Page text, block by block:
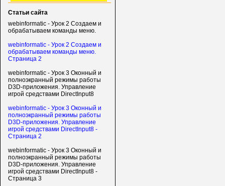
Статьи сайта
webinformatic - Урок 2 Создаем и
обрабатываем команды меню.
webinformatic - Урок 2 Создаем и
обрабатываем команды меню.
Страница 2
webinformatic - Урок 3 Оконный и
полноэкранный режимы работы
D3D-приложения. Управление
игрой средствами DirectInput8
webinformatic - Урок 3 Оконный и
полноэкранный режимы работы
D3D-приложения. Управление
игрой средствами DirectInput8 -
Страница 2
webinformatic - Урок 3 Оконный и
полноэкранный режимы работы
D3D-приложения. Управление
игрой средствами DirectInput8 -
Страница 3